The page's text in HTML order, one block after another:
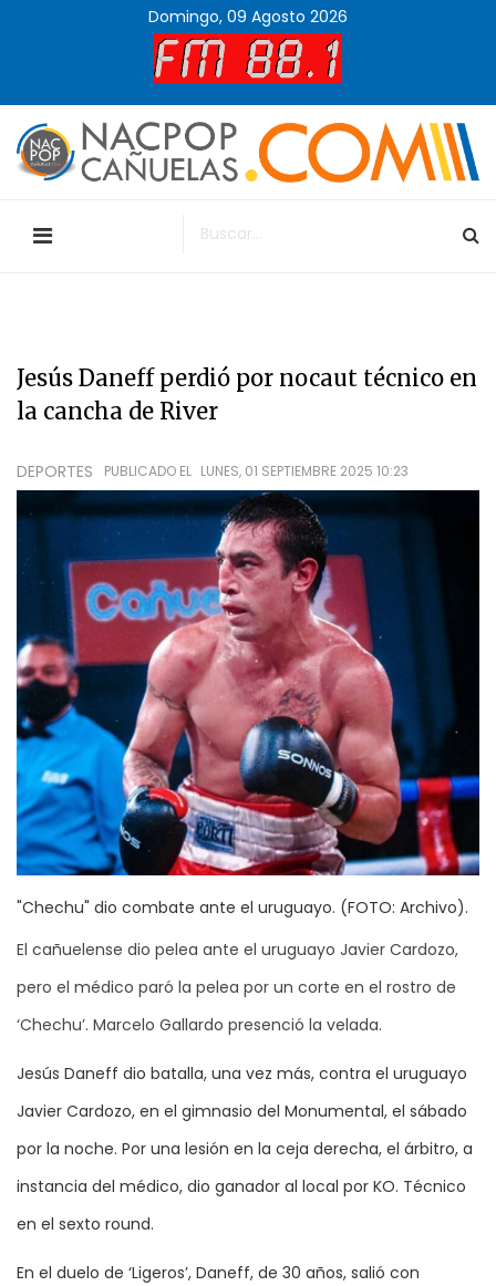
Domingo, 09 Agosto 2026
Jesús Daneff perdió por nocaut técnico en
la cancha de River
DEPORTES PUBLICADO EL LUNES, 01 SEPTIEMBRE 2025 10:23
"Chechu" dio combate ante el uruguayo. (FOTO: Archivo).
El cañuelense dio pelea ante el uruguayo Javier Cardozo,
pero el médico paró la pelea por un corte en el rostro de
‘Chechu’. Marcelo Gallardo presenció la velada.
Jesús Daneff dio batalla, una vez más, contra el uruguayo
Javier Cardozo, en el gimnasio del Monumental, el sábado
por la noche. Por una lesión en la ceja derecha, el árbitro, a
instancia del médico, dio ganador al local por KO. Técnico
en el sexto round.
En el duelo de ‘Ligeros’, Daneff, de 30 años, salió con